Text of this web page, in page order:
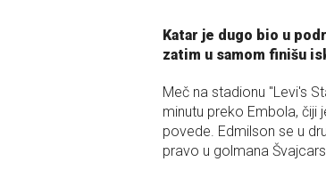
Katar je dugo bio u
zatim u samom finišu
Meč na stadionu "Levi's
minutu preko Embola, čiji
povede. Edmilson se u
pravo u golmana